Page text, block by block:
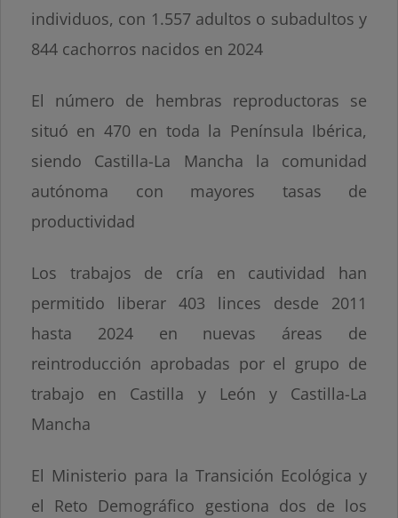
individuos, con 1.557 adultos o subadultos y
844 cachorros nacidos en 2024
El número de hembras reproductoras se
situó en 470 en toda la Península Ibérica,
siendo Castilla-La Mancha la comunidad
autónoma con mayores tasas de
productividad
Los trabajos de cría en cautividad han
permitido liberar 403 linces desde 2011
hasta 2024 en nuevas áreas de
reintroducción aprobadas por el grupo de
trabajo en Castilla y León y Castilla-La
Mancha
El Ministerio para la Transición Ecológica y
el Reto Demográfico gestiona dos de los